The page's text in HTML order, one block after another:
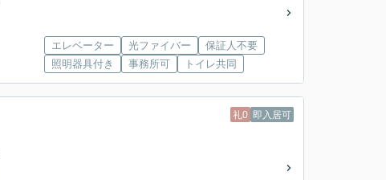
エレベーター 光ファイバー
保証人不要
照明器具付き
事務所可 トイレ共同
礼0 即入居可